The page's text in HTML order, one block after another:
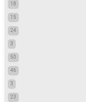
18
15
24
3
50
46
3
23